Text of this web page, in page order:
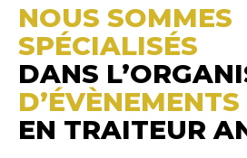
NOUS SOMMES
SPÉCIALISÉS
DANS
D’ÉVÈNEMENTS
EN TRAITEUR